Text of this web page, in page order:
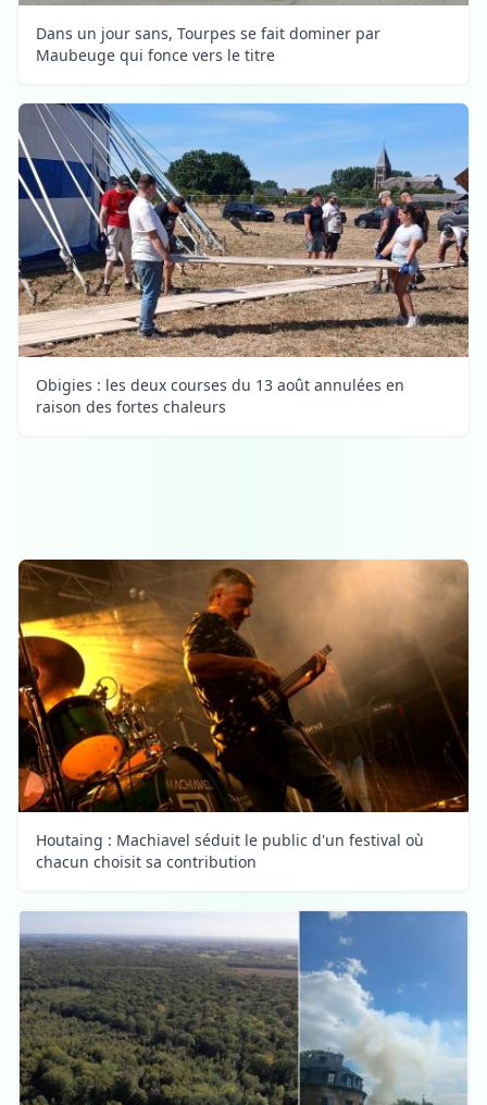
Dans un jour sans, Tourpes se fait dominer par
Maubeuge qui fonce vers le titre
Obigies : les deux courses du 13 août annulées en
raison des fortes chaleurs
Houtaing : Machiavel séduit le public d'un festival où
chacun choisit sa contribution